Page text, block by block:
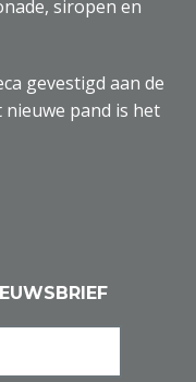
siropen en
gevestigd aan de
nieuwe pand is het